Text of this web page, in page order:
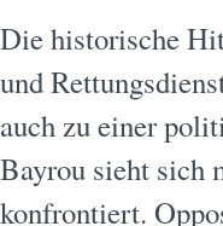
Die historische
und
auch zu einer
Bayrou sieht sich
konfrontiert.